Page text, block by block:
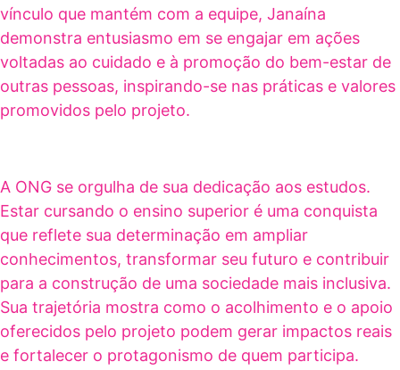
vínculo que mantém com a equipe, Janaína
demonstra entusiasmo em se engajar em ações
voltadas ao cuidado e à promoção do bem-estar de
outras pessoas, inspirando-se nas práticas e valores
promovidos pelo projeto.
A ONG se orgulha de sua dedicação aos estudos.
Estar cursando o ensino superior é uma conquista
que reflete sua determinação em ampliar
conhecimentos, transformar seu futuro e contribuir
para a construção de uma sociedade mais inclusiva.
Sua trajetória mostra como o acolhimento e o apoio
oferecidos pelo projeto podem gerar impactos reais
e fortalecer o protagonismo de quem participa.